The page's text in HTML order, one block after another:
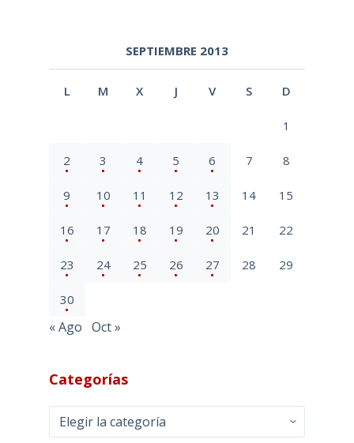
SEPTIEMBRE 2013
L M X J V S D
1
2 3 4 5 6 7 8
9 10 11 12 13 14 15
16 17 18 19 20 21 22
23 24 25 26 27 28 29
30
« Ago Oct »
Categorías
Categorías